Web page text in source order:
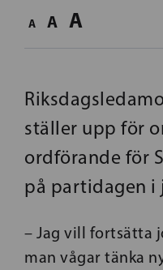
A A A
ställer upp för
ordförande för
på partidagen i
– Jag vill fortsätta
man vågar tänka